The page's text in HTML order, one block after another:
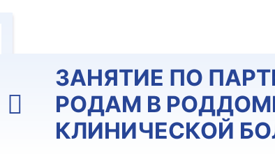
ЗАНЯТИЕ ПО
РОДАМ В
КЛИНИЧЕСКОЙ